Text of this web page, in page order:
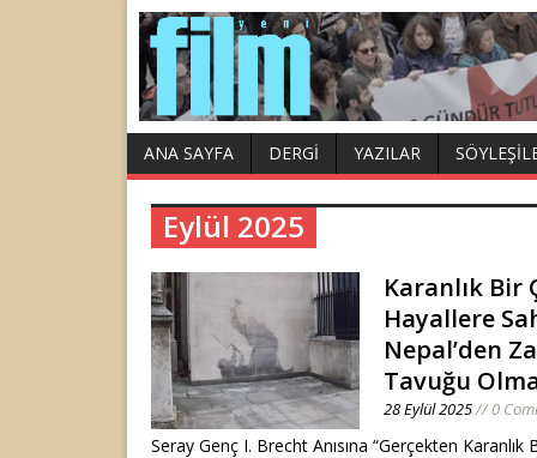
ANA SAYFA DERGI YAZILAR
Eylül 2025
Karanlık Bir
Hayallere
Nepal’den
Tavuğu
28 Eylül 2025// 0
Seray Genç I. Brecht Anısına “Gerçekten Karanlık